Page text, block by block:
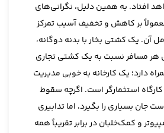
افتاد. به همین دلیل، نگرانی‌های
بر کاهش و تخفیف آسیب تمرکز
آن. یک کشتی بخار با بدنه دوگانه،
هر مسافر نسبت به یک کشتی تجاری
دارد؛ یک کارخانه به خوبی مدیریت
استثمارگر است. اگرچه سقوط
جان بسیاری را بگیرد، اما تدابیری
و کمک‌خلبان در برابر تقریباً همه